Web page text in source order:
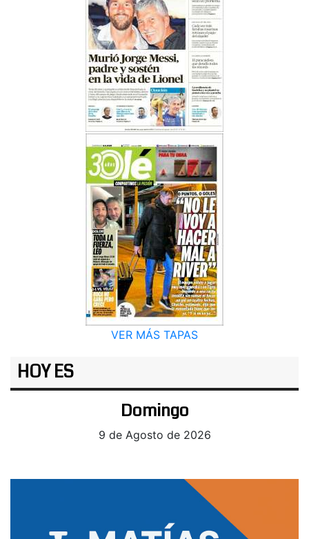
VER MÁS TAPAS
HOY ES
Domingo
9 de Agosto de 2026